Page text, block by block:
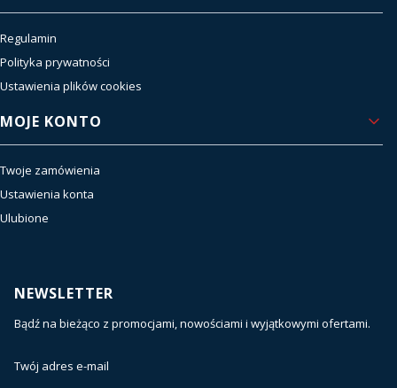
Regulamin
Polityka prywatności
Ustawienia plików cookies
MOJE KONTO
Twoje zamówienia
Ustawienia konta
Ulubione
NEWSLETTER
Bądź na bieżąco z promocjami, nowościami i wyjątkowymi ofertami.
Twój adres e-mail